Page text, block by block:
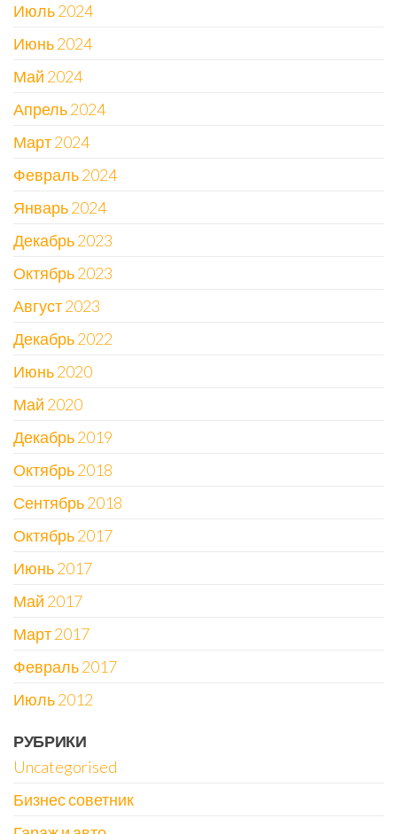
Июль 2024
Июнь 2024
Май 2024
Апрель 2024
Март 2024
Февраль 2024
Январь 2024
Декабрь 2023
Октябрь 2023
Август 2023
Декабрь 2022
Июнь 2020
Май 2020
Декабрь 2019
Октябрь 2018
Сентябрь 2018
Октябрь 2017
Июнь 2017
Май 2017
Март 2017
Февраль 2017
Июль 2012
РУБРИКИ
Uncategorised
Бизнес советник